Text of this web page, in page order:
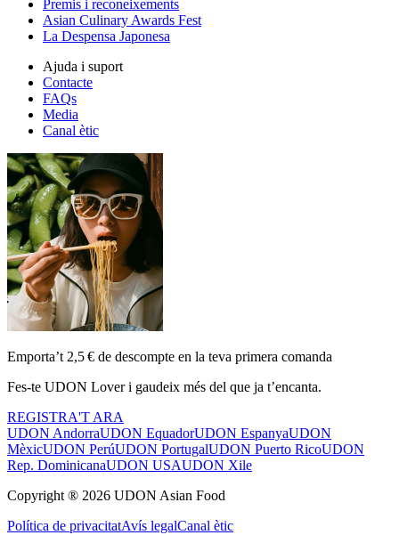
Premis i reconeixements
Asian Culinary Awards Fest
La Despensa Japonesa
Ajuda i suport
Contacte
FAQs
Media
Canal ètic
Emporta’t 2,5 € de descompte en la teva primera comanda
Fes-te UDON Lover i gaudeix més del que ja t’encanta.
REGISTRA'T ARA
UDON AndorraUDON EquadorUDON EspanyaUDON
MèxicUDON PerúUDON PortugalUDON Puerto RicoUDON
Rep. DominicanaUDON USAUDON Xile
Copyright ® 2026 UDON Asian Food
Política de privacitatAvís legalCanal ètic